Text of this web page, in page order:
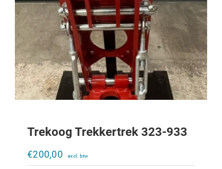
Trekoog Trekkertrek 323-933
€200,00 €1.310,00